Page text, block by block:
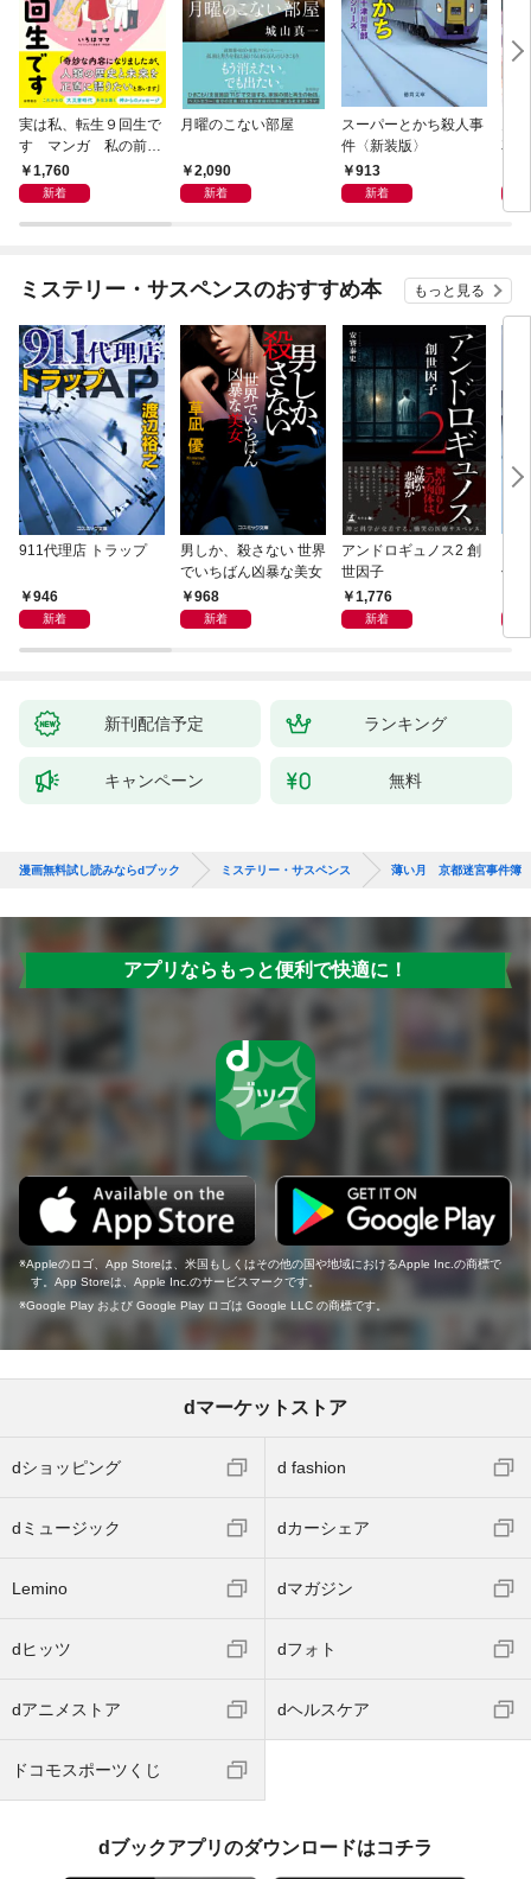
実は私、転生９回生で
す マンガ 私の前世
物語1,760
新着
月曜のこない部屋
2,090
新着
スーパーとかち殺人事
件〈新装版〉
913
新着
花
ミステリー・サスペンスのおすすめ本 もっと見る
911代理店 トラップ
946
新着
男しか、殺さない 世界
でいちばん凶暴な美女
968
新着
アンドロギュノス2 創
世因子
1,776
新着
件
新刊配信予定 ランキング
キャンペーン 無料
漫画無料試し読みならdブック ミステリー・サスペンス 薄い月 京都迷宮事件簿
アプリならもっと便利で快適に！
Appleのロゴ、App Storeは、米国もしくはその他の国や地域におけるApple Inc.の商標で
す。App Storeは、Apple Inc.のサービスマークです。
Google Play および Google Play ロゴは Google LLC の商標です。
dマーケットストア
dショッピング d fashion
dミュージック dカーシェア
Lemino dマガジン
dヒッツ dフォト
dアニメストア dヘルスケア
ドコモスポーツくじ
dブックアプリのダウンロードはコチラ